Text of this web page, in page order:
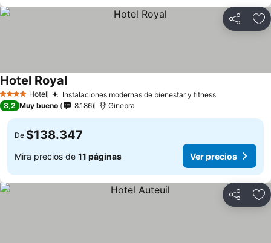
Compartir
4 EstrellasHotel Instalaciones modernas de bienestar y fitnessVer precios
Hotel RoyalVer precios
8,2 Muy bueno 8.186 Ginebra
De $138.347
Mira precios de 11 páginas Ver precios
Compartir